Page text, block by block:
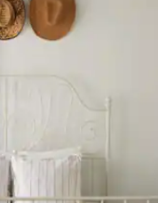
nach oben und unten